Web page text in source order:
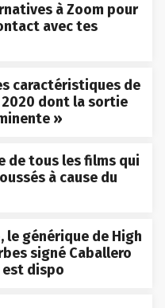
à Zoom pour
avec tes
caractéristiques de
2020 dont la sortie
»
de tous les films qui
à cause du
le générique de High
signé Caballero
est dispo